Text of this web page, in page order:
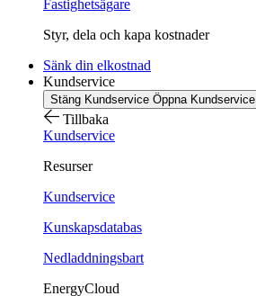
Fastighetsägare
Styr, dela och kapa kostnader
Sänk din elkostnad
Kundservice
Stäng Kundservice Öppna Kundservice
Tillbaka
Kundservice
Resurser
Kundservice
Kunskapsdatabas
Nedladdningsbart
EnergyCloud